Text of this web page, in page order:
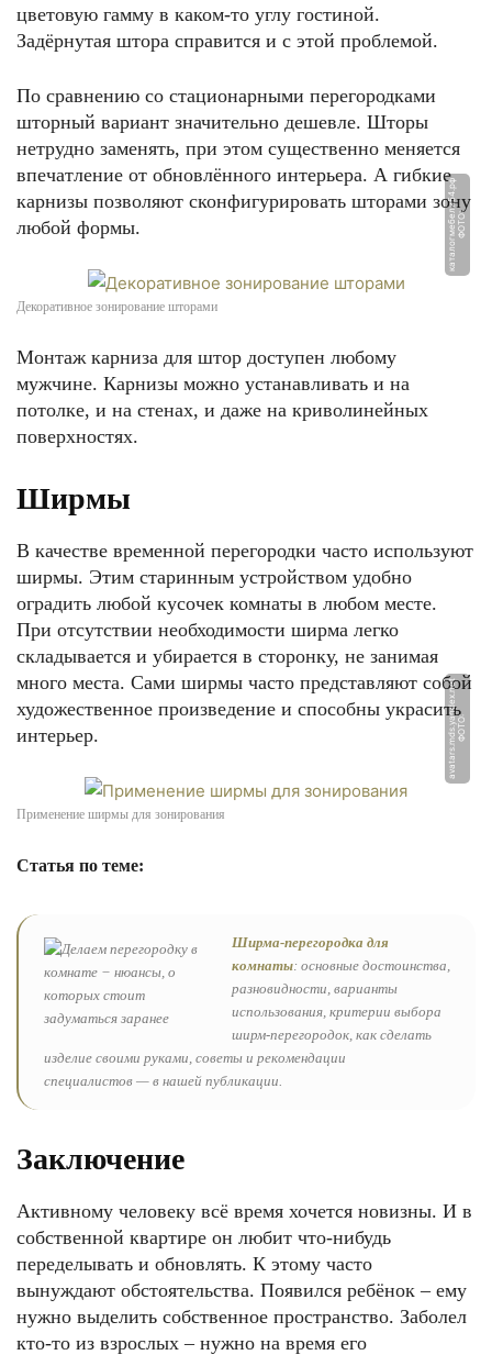
цветовую гамму в каком-то углу гостиной.
Задёрнутая штора справится и с этой проблемой.
По сравнению со стационарными перегородками
шторный вариант значительно дешевле. Шторы
нетрудно заменять, при этом существенно меняется
впечатление от обновлённого интерьера. А гибкие
карнизы позволяют сконфигурировать шторами зону
любой формы.
Ф
О
Т
О:
к
а
т
а
л
о
г
м
е
б
е
л
и
5
4.
р
ф
Декоративное зонирование шторами
Монтаж карниза для штор доступен любому
мужчине. Карнизы можно устанавливать и на
потолке, и на стенах, и даже на криволинейных
поверхностях.
Ширмы
В качестве временной перегородки часто используют
ширмы. Этим старинным устройством удобно
оградить любой кусочек комнаты в любом месте.
При отсутствии необходимости ширма легко
складывается и убирается в сторонку, не занимая
много места. Сами ширмы часто представляют собой
художественное произведение и способны украсить
интерьер.
Ф
О
Т
О:
a
v
a
t
a
r
s.
m
d
s.
y
a
n
d
e
x.
n
e
t
Применение ширмы для зонирования
Статья по теме:
Ширма-перегородка для
комнаты: основные достоинства,
разновидности, варианты
использования, критерии выбора
ширм-перегородок, как сделать
изделие своими руками, советы и рекомендации
специалистов — в нашей публикации.
Заключение
Активному человеку всё время хочется новизны. И в
собственной квартире он любит что-нибудь
переделывать и обновлять. К этому часто
вынуждают обстоятельства. Появился ребёнок – ему
нужно выделить собственное пространство. Заболел
кто-то из взрослых – нужно на время его